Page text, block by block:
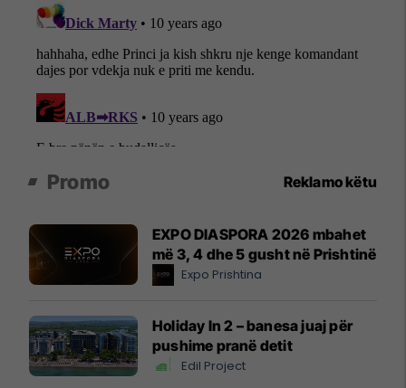
Promo Reklamo këtu
EXPO DIASPORA 2026 mbahet
më 3, 4 dhe 5 gusht në Prishtinë
Expo Prishtina
Holiday In 2 – banesa juaj për
pushime pranë detit
Edil Project